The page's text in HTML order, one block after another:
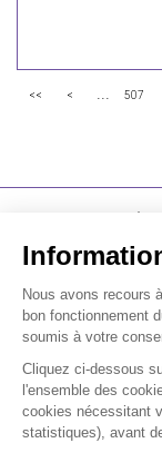
<< < ... 507
16-18 Rue du 4
Contactez-nous
RECEVOIR LA